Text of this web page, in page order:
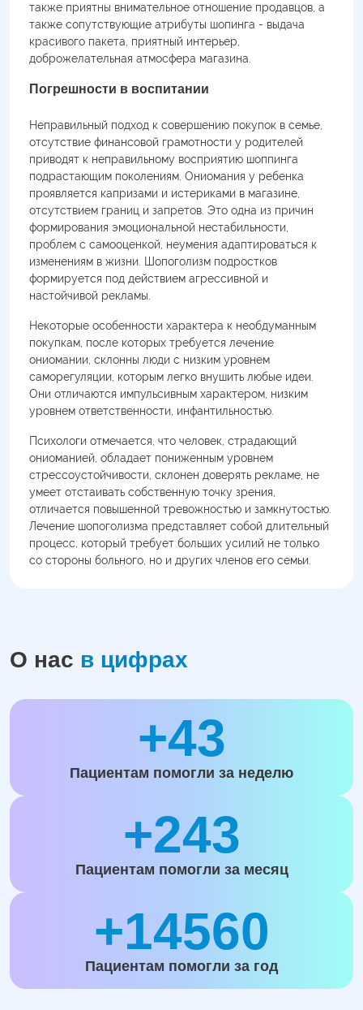
также приятны внимательное отношение продавцов, а
также сопутствующие атрибуты шопинга - выдача
красивого пакета, приятный интерьер,
доброжелательная атмосфера магазина.
Погрешности в воспитании
Неправильный подход к совершению покупок в семье,
отсутствие финансовой грамотности у родителей
приводят к неправильному восприятию шоппинга
подрастающим поколениям. Ониомания у ребенка
проявляется капризами и истериками в магазине,
отсутствием границ и запретов. Это одна из причин
формирования эмоциональной нестабильности,
проблем с самооценкой, неумения адаптироваться к
изменениям в жизни. Шопоголизм подростков
формируется под действием агрессивной и
настойчивой рекламы.
Некоторые особенности характера к необдуманным
покупкам, после которых требуется лечение
ониомании, склонны люди с низким уровнем
саморегуляции, которым легко внушить любые идеи.
Они отличаются импульсивным характером, низким
уровнем ответственности, инфантильностью.
Психологи отмечается, что человек, страдающий
ониоманией, обладает пониженным уровнем
стрессоустойчивости, склонен доверять рекламе, не
умеет отстаивать собственную точку зрения,
отличается повышенной тревожностью и замкнутостью.
Лечение шопоголизма представляет собой длительный
процесс, который требует больших усилий не только
со стороны больного, но и других членов его семьи.
О нас в цифрах
+43
Пациентам помогли за неделю
+243
Пациентам помогли за месяц
+14560
Пациентам помогли за год